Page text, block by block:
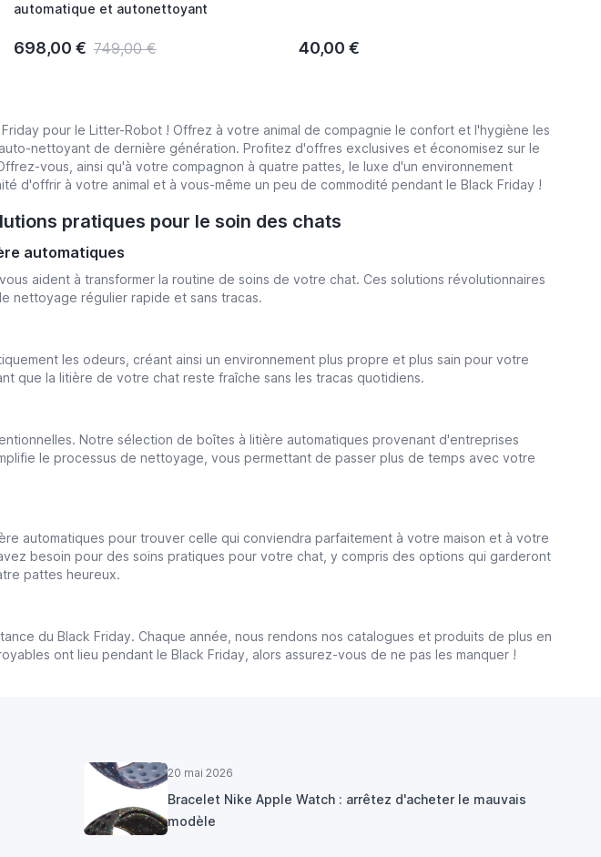
automatique et autonettoyant
698,00 € 749,00 € 40,00 €
pour le Litter-Robot ! Offrez à votre animal de compagnie le confort et l'hygiène les
nettoyant de dernière génération. Profitez d'offres exclusives et économisez sur le
vous, ainsi qu'à votre compagnon à quatre pattes, le luxe d'un environnement
d'offrir à votre animal et à vous-même un peu de commodité pendant le Black Friday !
pratiques pour le soin des chats
automatiques
aident à transformer la routine de soins de votre chat. Ces solutions révolutionnaires
nettoyage régulier rapide et sans tracas.
les odeurs, créant ainsi un environnement plus propre et plus sain pour votre
que la litière de votre chat reste fraîche sans les tracas quotidiens.
Notre sélection de boîtes à litière automatiques provenant d'entreprises
le processus de nettoyage, vous permettant de passer plus de temps avec votre
automatiques pour trouver celle qui conviendra parfaitement à votre maison et à votre
besoin pour des soins pratiques pour votre chat, y compris des options qui garderont
pattes heureux.
du Black Friday. Chaque année, nous rendons nos catalogues et produits de plus en
ont lieu pendant le Black Friday, alors assurez-vous de ne pas les manquer !
20 mai 2026
Bracelet Nike Apple Watch : arrêtez d'acheter le mauvais
modèle